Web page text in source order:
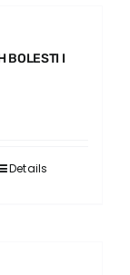
BOLESTI I
Details